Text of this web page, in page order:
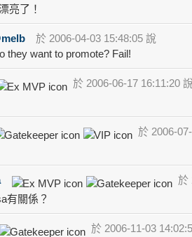
亮了！
於 2006-04-03 15:48:05 說
they want to promote? Fail!
於 2006-06-17 16:11:20
於 2006-
於
有關係？
於 2006-11-03